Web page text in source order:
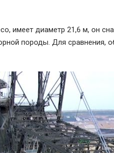
имеет диаметр 21,6 м, он
породы. Для